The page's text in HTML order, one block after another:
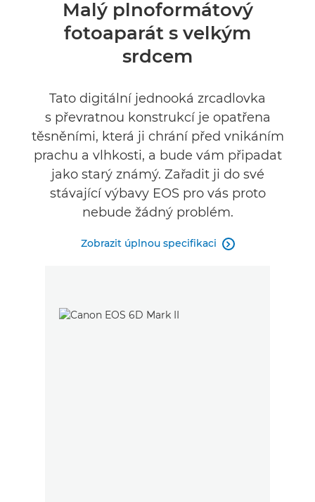
Malý plnoformátový
fotoaparát s velkým
srdcem
Tato digitální jednooká zrcadlovka
s převratnou konstrukcí je opatřena
těsněními, která ji chrání před vnikáním
prachu a vlhkosti, a bude vám připadat
jako starý známý. Zařadit ji do své
stávající výbavy EOS pro vás proto
nebude žádný problém.
Zobrazit úplnou specifikaci 